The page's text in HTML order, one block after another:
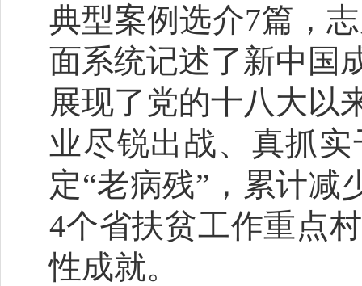
典型案例选介7篇，
面系统记述了新中国
展现了党的十八大以
业尽锐出战、真抓
定“老病残”，累计减
4个省扶贫工作重点
性成就。